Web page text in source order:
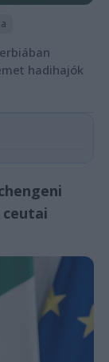
hadihajók
ceutai